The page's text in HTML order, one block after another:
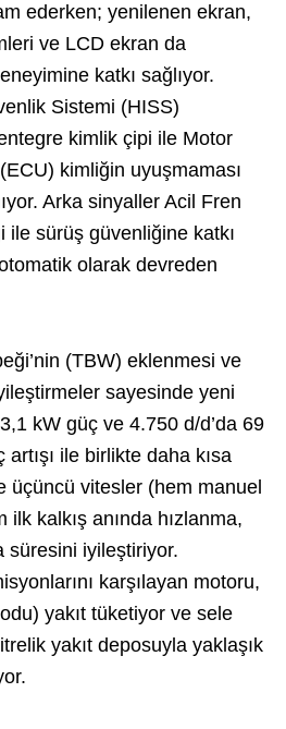
ederken; yenilenen ekran,
ve LCD ekran da
katkı sağlıyor.
Sistemi (HISS)
kimlik çipi ile Motor
kimliğin uyuşmaması
Arka sinyaller Acil Fren
ile sürüş güvenliğine katkı
olarak devreden
(TBW) eklenmesi ve
sayesinde yeni
kW güç ve 4.750 d/d’da 69
ile birlikte daha kısa
üçüncü vitesler (hem manuel
ilk kalkış anında hızlanma,
süresini iyileştiriyor.
karşılayan motoru,
yakıt tüketiyor ve sele
yakıt deposuyla yaklaşık